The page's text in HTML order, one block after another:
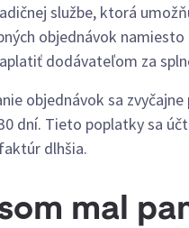
službe, ktorá
objednávok
dodávateľom za
objednávok sa
dní. Tieto poplatky sa
dlhšia.
mal